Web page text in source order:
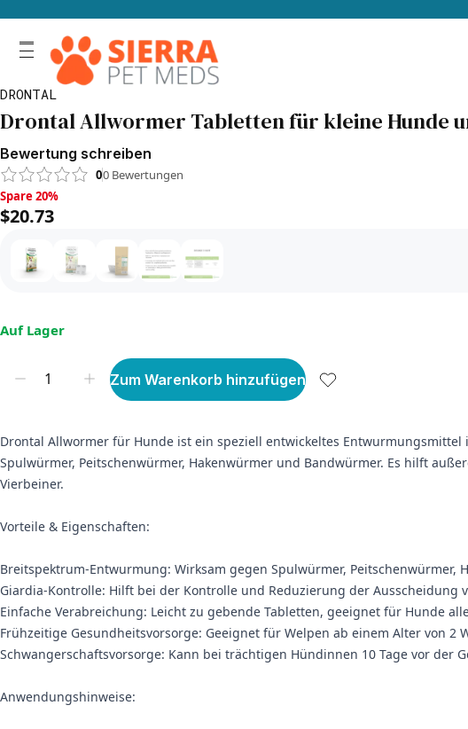
DRONTAL
Drontal Allwormer Tabletten für kleine Hunde
Bewertung schreiben
00 Bewertungen
Spare 20%, $20.73
Spare 20%
$20.73
Auf Lager
Zum Warenkorb hinzufügen
Drontal Allwormer für Hunde ist ein speziell entwickeltes
Spulwürmer, Peitschenwürmer, Hakenwürmer und Bandwürmer. Es hilft
Vierbeiner.
Vorteile & Eigenschaften:
Breitspektrum-Entwurmung: Wirksam gegen Spulwürmer, Peitschenwürmer,
Giardia-Kontrolle: Hilft bei der Kontrolle und Reduzierung der Ausscheidung
Einfache Verabreichung: Leicht zu gebende Tabletten, geeignet für Hunde
Frühzeitige Gesundheitsvorsorge: Geeignet für Welpen ab einem Alter von 2
Schwangerschaftsvorsorge: Kann bei trächtigen Hündinnen 10 Tage vor
Anwendungshinweise: